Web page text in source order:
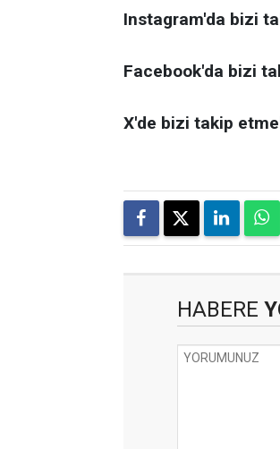
Instagram'da bizi
Facebook'da bizi
X'de bizi takip
HABERE